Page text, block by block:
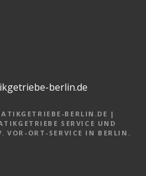
berlin.de
BERLIN.DE |
SERVICE UND
VOR-ORT-SERVICE IN BERLIN.